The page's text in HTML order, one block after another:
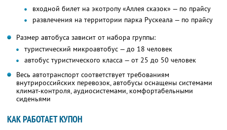
входной билет на экотропу «Аллея сказок» — по прайсу
развлечения на территории парка Рускеала — по прайсу
Размер автобуса зависит от набора группы:
туристический микроавтобус — до 18 человек
автобус туристического класса — от 25 до 50 человек
Весь автотранспорт соответствует требованиям
внутрироссийских перевозок, автобусы оснащены системами
климат-контроля, аудиосистемами, комфортабельными
сиденьями
КАК РАБОТАЕТ КУПОН